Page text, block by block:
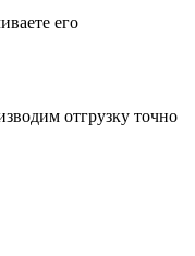
его
отгрузку точно